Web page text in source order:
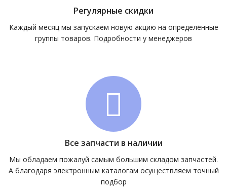
Регулярные скидки
Каждый месяц мы запускаем новую акцию на определённые
группы товаров. Подробности у менеджеров
Все запчасти в наличии
Мы обладаем пожалуй самым большим складом запчастей.
А благодаря электронным каталогам осуществляем точный
подбор